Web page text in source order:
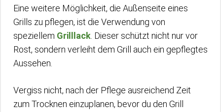
Eine weitere Möglichkeit, die Außenseite eines
Grills zu pflegen, ist die Verwendung von
speziellem Grilllack . Dieser schützt nicht nur vor
Rost, sondern verleiht dem Grill auch ein gepflegtes
Aussehen.
Vergiss nicht, nach der Pflege ausreichend Zeit
zum Trocknen einzuplanen, bevor du den Grill